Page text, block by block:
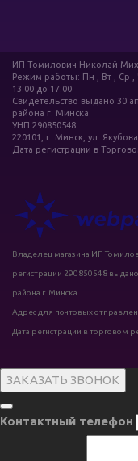
ИП Томилович Николай
Режим работы: Пн , Вт , Ср ,
13:00 до 17:00
Свидетельство выдано 30
района г. Минска
УНП 290850548
220101, г. Минск, ул.
Дата регистрации в
Владелец магазина ИП
регистрации 290850548
района г. Минска
Адрес для почтовых
Дата регистрации в торговом
ЗАКАЗАТЬ ЗВОНОК
Контактный телефон